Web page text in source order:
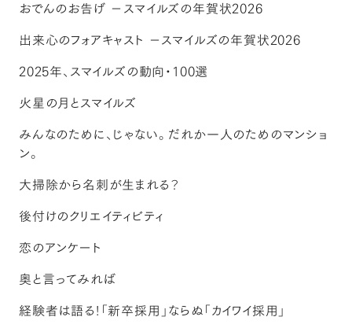
おでんのお告げ －スマイルズの年賀状2026
出来心のフォアキャスト －スマイルズの年賀状2026
2025年、スマイルズの動向・100選
火星の月とスマイルズ
みんなのために、じゃない。だれか一人のためのマンショ
ン。
大掃除から名刺が生まれる？
後付けのクリエイティビティ
恋のアンケート
奥と言ってみれば
経験者は語る！「新卒採用」ならぬ「カイワイ採用」